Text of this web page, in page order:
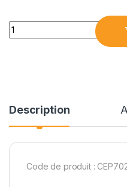
Epson T702XL
Description
Code de produit :